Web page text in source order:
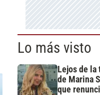
Lo más visto
Lejos de la
de Marina
que